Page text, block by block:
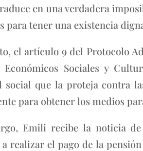
en una verdadera
para tener una existencia
el artículo 9 del Protocolo
Económicos Sociales y
social que la proteja contra
para obtener los medios
Emili recibe la noticia
a realizar el pago de la